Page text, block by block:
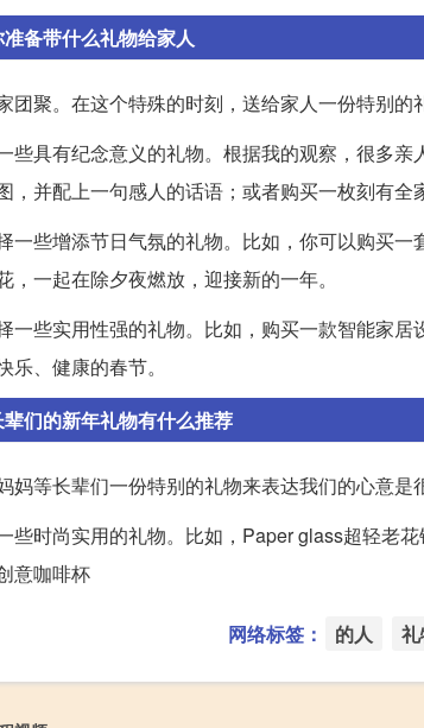
备带什么礼物给家人
团聚。在这个特殊的时刻，送给家人一份特别
些具有纪念意义的礼物。根据我的观察，很多
，并配上一句感人的话语；或者购买一枚刻有全
一些增添节日气氛的礼物。比如，你可以购买
，一起在除夕夜燃放，迎接新的一年。
一些实用性强的礼物。比如，购买一款智能家
、健康的春节。
们的新年礼物有什么推荐
妈等长辈们一份特别的礼物来表达我们的心意
些时尚实用的礼物。比如，Paper glass超轻老
意咖啡杯
网络标签： 的人